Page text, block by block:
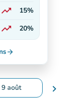
trending_up
15%
trending_up
En hausse
20%
arrow_forward
9 août
pour changer de
chevron_right